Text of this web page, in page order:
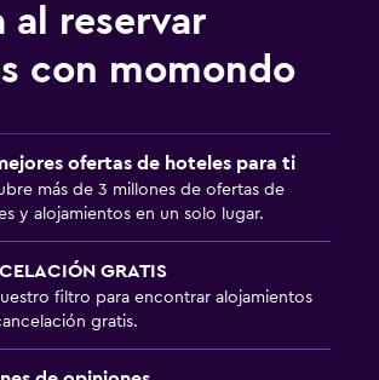
al reservar
con momondo
ofertas de hoteles para ti
más de 3 millones de ofertas de
y alojamientos en un solo lugar.
GRATIS
filtro para encontrar alojamientos
gratis.